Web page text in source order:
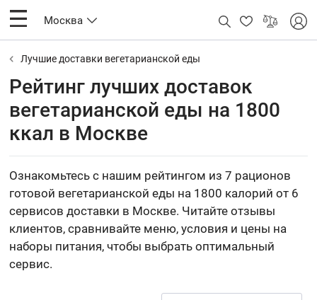
Москва
Лучшие доставки вегетарианской еды
Рейтинг лучших доставок
вегетарианской еды на 1800
ккал в Москве
Ознакомьтесь с нашим рейтингом из 7 рационов
готовой вегетарианской еды на 1800 калорий от 6
сервисов доставки в Москве. Читайте отзывы
клиентов, сравнивайте меню, условия и цены на
наборы питания, чтобы выбрать оптимальный
сервис.